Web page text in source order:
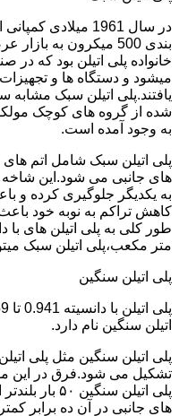
در سال 1961
بندی 500 میکرون به
خانواده پلی اتیلن بود که
میشود و دستگاه ها و
یافتند.پلی اتیلن سبک مشابه
شده از گروه های کوچک
به وجود آمده است.
پلی اتیلن سبک شامل اتم
های جانبی می شود.این شاخه
به یکدیگر جلوگیری کرده و
کاهش تراکم به نوبه خود
متر مکعب،پلی اتیلن سبک
پلی اتیلن سنگین
اتیلن سنگین نام دارد.
پلی اتیلن سنگین مثل پلی
تشکیل می شود.فرق در این
پلی اتیلن
های جانبی در آن ده برابر